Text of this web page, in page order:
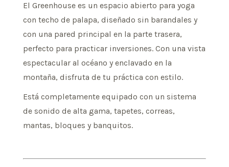
El Greenhouse es un espacio abierto para yoga
con techo de palapa, diseñado sin barandales y
con una pared principal en la parte trasera,
perfecto para practicar inversiones. Con una vista
espectacular al océano y enclavado en la
montaña, disfruta de tu práctica con estilo.
Está completamente equipado con un sistema
de sonido de alta gama, tapetes, correas,
mantas, bloques y banquitos.